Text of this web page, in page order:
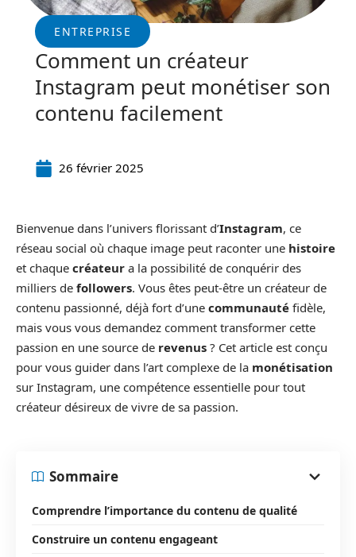
ENTREPRISE
Comment un créateur
Instagram peut monétiser son
contenu facilement
26 février 2025
Bienvenue dans l’univers florissant d’Instagram, ce
réseau social où chaque image peut raconter une histoire
et chaque créateur a la possibilité de conquérir des
milliers de followers. Vous êtes peut-être un créateur de
contenu passionné, déjà fort d’une communauté fidèle,
mais vous vous demandez comment transformer cette
passion en une source de revenus ? Cet article est conçu
pour vous guider dans l’art complexe de la monétisation
sur Instagram, une compétence essentielle pour tout
créateur désireux de vivre de sa passion.
Sommaire
Comprendre l’importance du contenu de qualité
Construire un contenu engageant